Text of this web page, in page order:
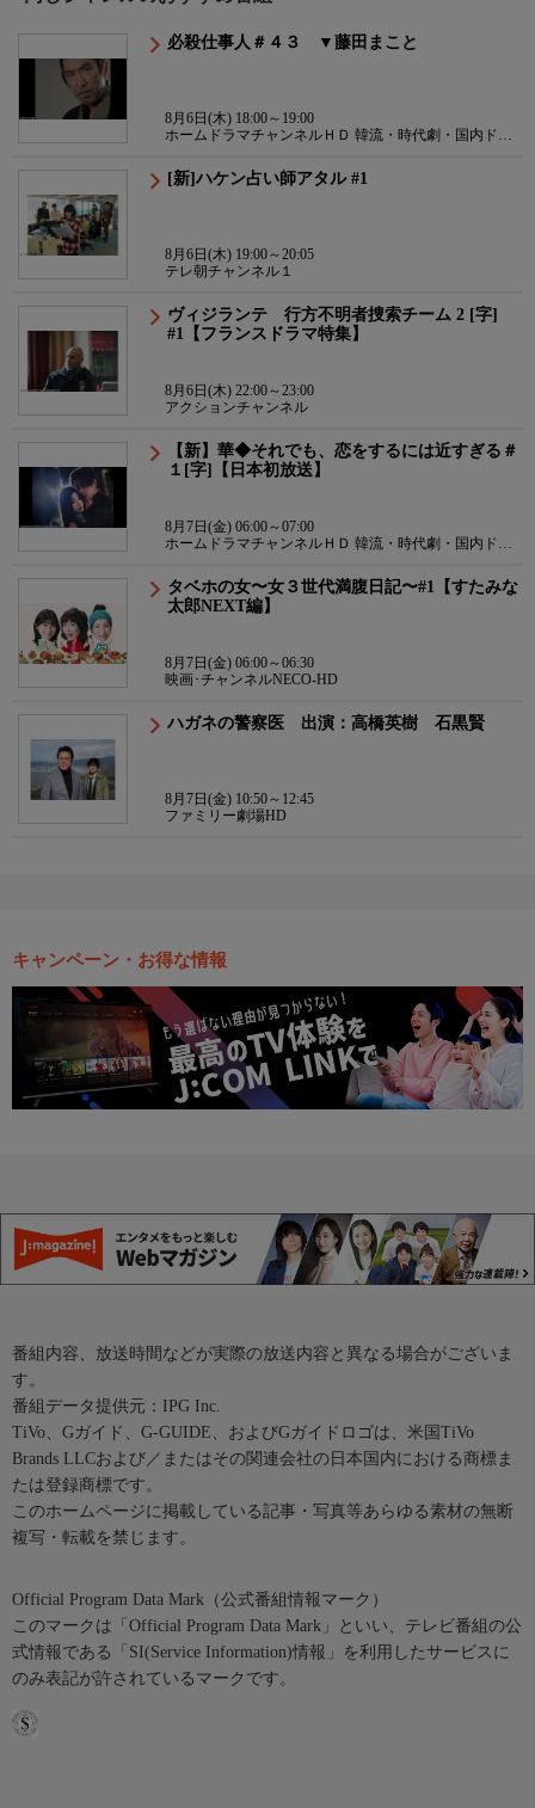
必殺仕事人＃４３ ▼藤田まこと
8月6日(木) 18:00～19:00
ホームドラマチャンネルＨＤ 韓流・時代劇・国内ドラ
[新]ハケン占い師アタル #1
8月6日(木) 19:00～20:05
テレ朝チャンネル１
ヴィジランテ 行方不明者捜索チーム 2 [字]
#1【フランスドラマ特集】
8月6日(木) 22:00～23:00
アクションチャンネル
【新】華◆それでも、恋をするには近すぎる＃
１[字]【日本初放送】
8月7日(金) 06:00～07:00
ホームドラマチャンネルＨＤ 韓流・時代劇・国内ドラ
タベホの女〜女３世代満腹日記〜#1【すたみな
太郎NEXT編】
8月7日(金) 06:00～06:30
映画･チャンネルNECO-HD
ハガネの警察医 出演：高橋英樹 石黒賢
8月7日(金) 10:50～12:45
ファミリー劇場HD
キャンペーン・お得な情報
番組内容、放送時間などが実際の放送内容と異なる場合がございま
す。
番組データ提供元：IPG Inc.
TiVo、Gガイド、G-GUIDE、およびGガイドロゴは、米国TiVo
Brands LLCおよび／またはその関連会社の日本国内における商標ま
たは登録商標です。
このホームページに掲載している記事・写真等あらゆる素材の無断
複写・転載を禁じます。
Official Program Data Mark（公式番組情報マーク）
このマークは「Official Program Data Mark」といい、テレビ番組の公
式情報である「SI(Service Information)情報」を利用したサービスに
のみ表記が許されているマークです。